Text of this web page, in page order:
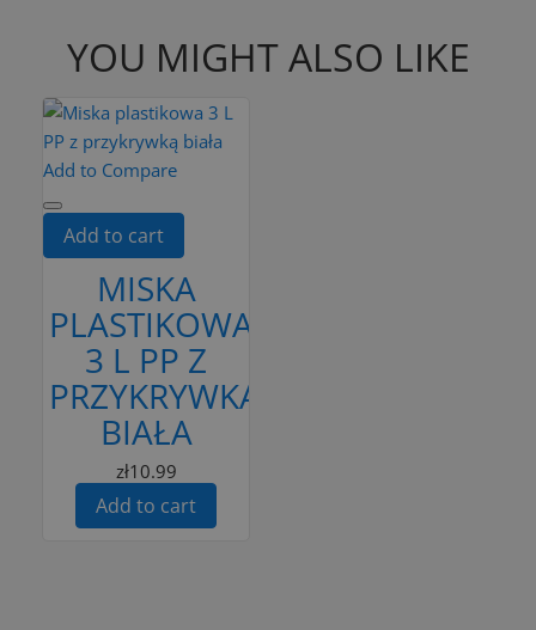
YOU MIGHT ALSO LIKE
Add to Compare
Add to cart
MISKA
PLASTIKOWA
3 L PP Z
PRZYKRYWKĄ
BIAŁA
zł10.99
Add to cart